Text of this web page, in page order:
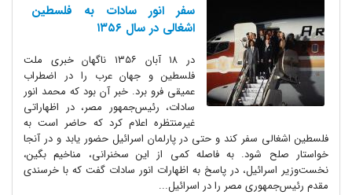
سفر انور سادات به فلسطین
اشغالی در سال ۱۳۵۶
در ۱۸ آبان ۱۳۵۶ ناگهان خبری ملت
فلسطین و جهان عرب را در اضطراب
عمیقی فرو برد. خبر آن بود که محمد انور
سادات، رئیس‌جمهور مصر، در اظهاراتی
غیرمنتظره اعلام کرد که حاضر است به
فلسطین اشغالی سفر کند و حتی در پارلمان اسرائیل حضور یابد و در آنجا
خواستار صلح شود. به فاصله کمی از این سخنرانی، مناخیم بگین،
نخست‌وزیر اسرائیل، در پاسخ به اظهارات انور سادات گفت که با خرسندی
مقدم رئیس‌جمهوری مصر را در اسرائیل...